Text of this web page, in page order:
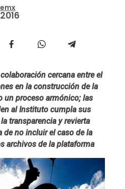
cercana entre el
en la construcción de la
un proceso armónico; las
al Instituto cumpla sus
transparencia y revierta
de no incluir el caso de la
archivos de la plataforma